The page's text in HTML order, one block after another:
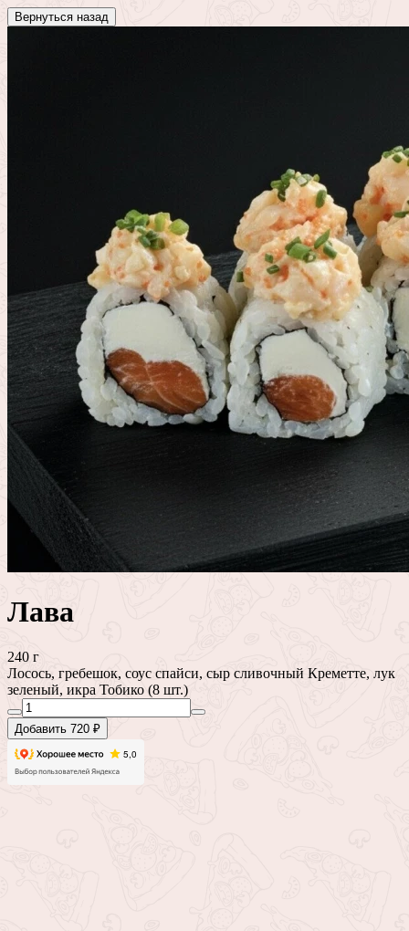
Вернуться назад
Лава
240 г
Лосось, гребешок, соус спайси, сыр сливочный Креметте, лук
зеленый, икра Тобико (8 шт.)
Добавить 720 ₽